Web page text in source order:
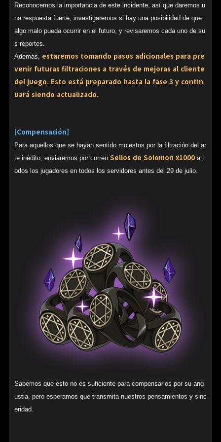
Reconocemos la importancia de este incidente, así que daremos u
na respuesta fuerte, investigaremos si hay una posibilidad de que
algo malo pueda ocurrir en el futuro, y revisaremos cada uno de su
s reportes.
Además,
estaremos tomando pasos adicionales para pre
venir futuras filtraciones a través de mejoras al cliente
del juego. Esto está preparado hasta la fase 3 y contin
uará siendo actualizado.
[Compensación]
Para aquellos que se hayan sentido molestos por la filtración del ar
te inédito, enviaremos por correo Sellos de Solomon x1000a t
odos los jugadores en todos los servidores antes del 29 de julio.
Sabemos que esto no es suficiente para compensarlos por su ang
ustia, pero esperamos que transmita nuestros pensamientos y sinc
eridad.